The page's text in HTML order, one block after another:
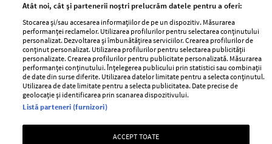
GSP
Unica
Baby
Retete
femei
Viva
Avantaje
Retete practice
Pariază responsabil! Decizia ONJN nr. 821/25.09.2025.
Jocurile de noroc sunt interzise minorilor.
Atât noi, cât și partenerii noștri prelucrăm datele pentru a oferi:
Stocarea și/sau accesarea informațiilor de pe un dispozitiv. Măsurarea
performanței reclamelor. Utilizarea profilurilor pentru selectarea conținutului
personalizat. Dezvoltarea și îmbunătățirea serviciilor. Crearea profilurilor de
conținut personalizat. Utilizarea profilurilor pentru selectarea publicității
personalizate. Crearea profilurilor pentru publicitate personalizată. Măsurarea
performanței conținutului. Înțelegerea publicului prin statistici sau combinații
de date din surse diferite. Utilizarea datelor limitate pentru a selecta conținutul.
Utilizarea de date limitate pentru a selecta publicitatea. Date precise de
geolocație și identificarea prin scanarea dispozitivului.
Listă parteneri (furnizori)
ACCEPT TOATE